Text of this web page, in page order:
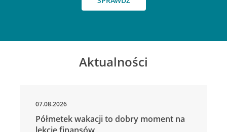
Aktualności
07.08.2026
Półmetek wakacji to dobry moment na
lekcje finansów